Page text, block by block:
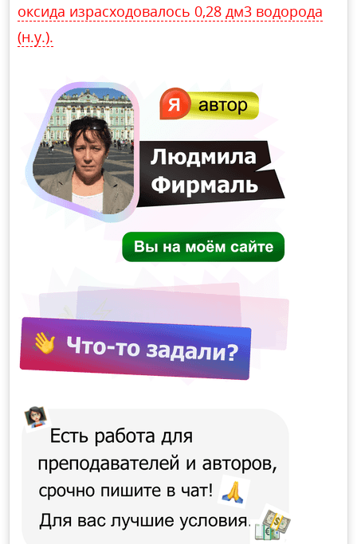
оксида израсходовалось 0,28 дм3 водорода
(н.у.).